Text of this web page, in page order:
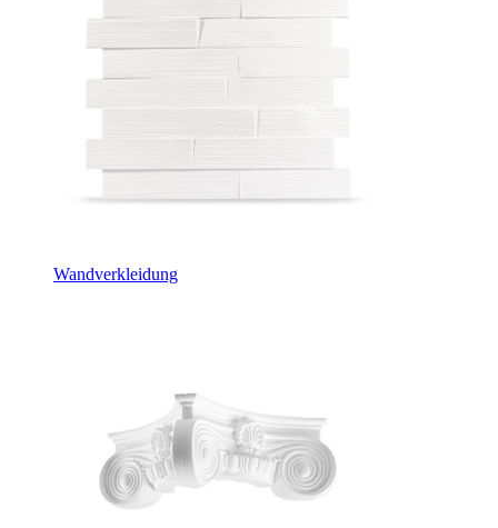
Wandverkleidung